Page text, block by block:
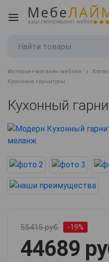
Мебе
ваш гипермаркет мебели
Интернет-магазин мебели
Кухонные гарнитуры
Кухонный
55415 руб. -19%
44689